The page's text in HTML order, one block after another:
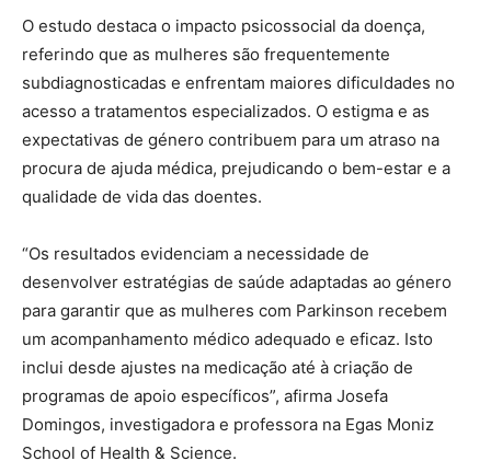
O estudo destaca o impacto psicossocial da doença,
referindo que as mulheres são frequentemente
subdiagnosticadas e enfrentam maiores dificuldades no
acesso a tratamentos especializados. O estigma e as
expectativas de género contribuem para um atraso na
procura de ajuda médica, prejudicando o bem-estar e a
qualidade de vida das doentes.
“Os resultados evidenciam a necessidade de
desenvolver estratégias de saúde adaptadas ao género
para garantir que as mulheres com Parkinson recebem
um acompanhamento médico adequado e eficaz. Isto
inclui desde ajustes na medicação até à criação de
programas de apoio específicos”, afirma Josefa
Domingos, investigadora e professora na Egas Moniz
School of Health & Science.